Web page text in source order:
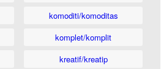
komoditi/komoditas
komplet/komplit
kreatif/kreatip